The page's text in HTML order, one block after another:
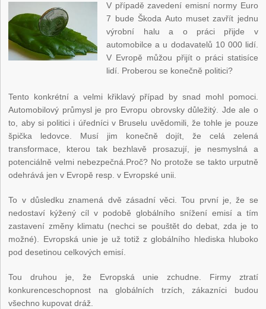
V případě zavedení emisní normy Euro
7 bude Škoda Auto muset zavřít jednu
výrobní halu a o práci přijde v
automobilce a u dodavatelů 10 000 lidí.
V Evropě můžou přijít o práci statisíce
lidí. Proberou se konečně politici?
Tento konkrétní a velmi křiklavý případ by snad mohl pomoci.
Automobilový průmysl je pro Evropu obrovsky důležitý. Jde ale o
to, aby si politici i úředníci v Bruselu uvědomili, že tohle je pouze
špička ledovce. Musí jim konečně dojít, že celá zelená
transformace, kterou tak bezhlavě prosazují, je nesmyslná a
potenciálně velmi nebezpečná.Proč? No protože se takto urputně
odehrává jen v Evropě resp. v Evropské unii.
To v důsledku znamená dvě zásadní věci. Tou první je, že se
nedostaví kýžený cíl v podobě globálního snížení emisí a tím
zastavení změny klimatu (nechci se pouštět do debat, zda je to
možné). Evropská unie je už totiž z globálního hlediska hluboko
pod desetinou celkových emisí.
Tou druhou je, že Evropská unie zchudne. Firmy ztratí
konkurenceschopnost na globálních trzích, zákazníci budou
všechno kupovat dráž.